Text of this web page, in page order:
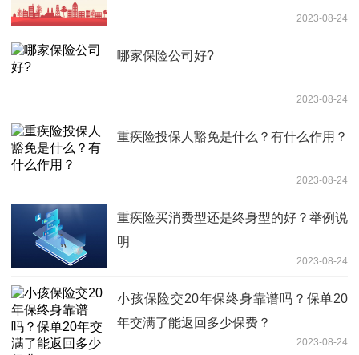
2023-08-24
哪家保险公司好?
2023-08-24
重疾险投保人豁免是什么？有什么作用？
2023-08-24
重疾险买消费型还是终身型的好？举例说
明
2023-08-24
小孩保险交20年保终身靠谱吗？保单20
年交满了能返回多少保费？
2023-08-24